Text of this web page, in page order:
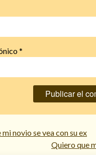
*
novio se vea con su ex
Quiero que